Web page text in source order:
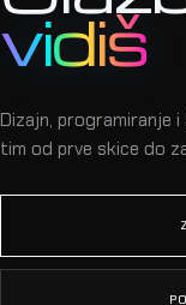
vidiš
Dizajn, programiranje
tim od prve skice do